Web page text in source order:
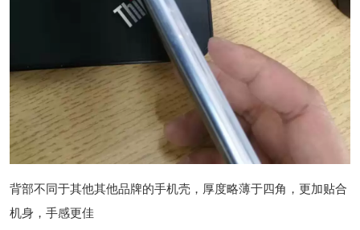
背部不同于其他其他品牌的手机壳，厚度略薄于四角，更加贴合
机身，手感更佳